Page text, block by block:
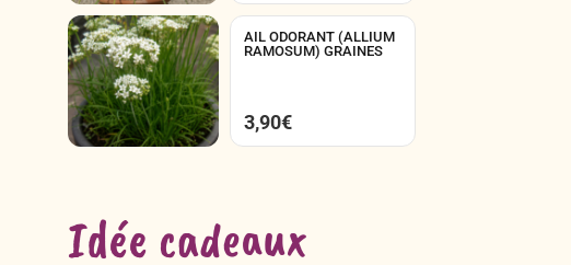
AIL ODORANT (ALLIUM
RAMOSUM) GRAINES
3,90€
Idée cadeaux